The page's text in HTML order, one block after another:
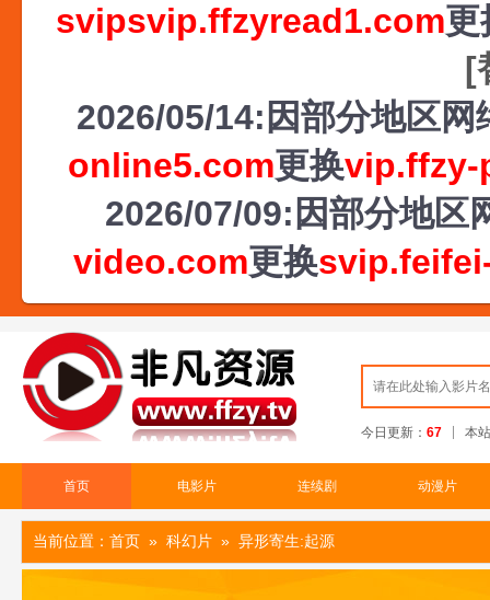
svipsvip.ffzyread1.com更
[
2026/05/14:因部分地区网
online5.com更换vip.ffzy-
2026/07/09:因部分地区
video.com更换
今日更新： 67 本
首页 电影片 连续剧 动漫片
当前位置： 首页 » 科幻片 » 异形寄生:起源